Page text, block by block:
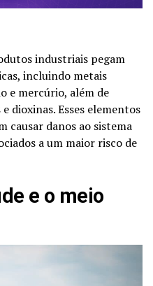
industriais pegam
incluindo metais
e mercúrio, além de
dioxinas. Esses elementos
causar danos ao sistema
a um maior risco de
e o meio